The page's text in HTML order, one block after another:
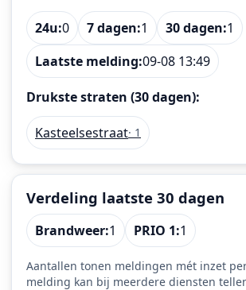
24u:0 7 dagen:1 30 dagen:1
Laatste melding:09-08 13:49
Drukste straten (30 dagen):
Kasteelsestraat· 1
Verdeling laatste 30 dagen
Brandweer:1 PRIO 1:1
Aantallen tonen meldingen mét inzet
melding kan bij meerdere diensten